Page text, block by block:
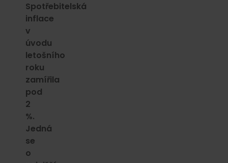
Spotřebitelská
inflace
v
úvodu
letošního
roku
zamířila
pod
2
%.
Jedná
se
o